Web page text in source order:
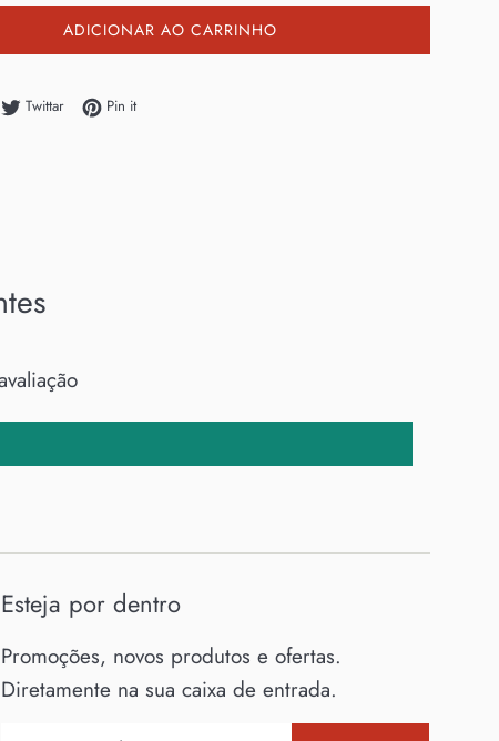
ADICIONAR AO CARRINHO
no Facebook
TwittarTwittar no Twitter
Pin itAdicione no Pinterest
Esteja por dentro
Promoções, novos produtos e ofertas.
Diretamente na sua caixa de entrada.